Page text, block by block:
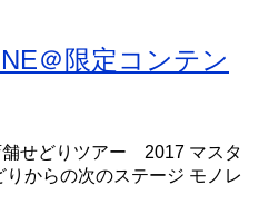
＠限定コンテン
せどりツアー 2017 マスタ
からの次のステージ モノレ